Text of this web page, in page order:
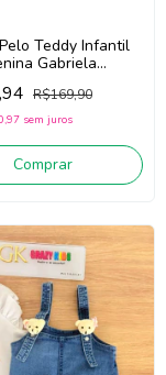
Teddy Infantil
Gabriela
261001 (Off
R$169,90
sem juros
Comprar